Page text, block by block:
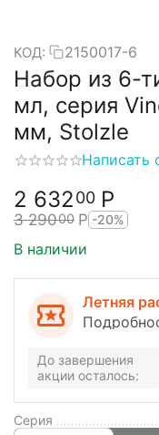
КОД: 2150017-6
Набор из 6-
мл, серия
мм, Stolzle
Написать
2 63200 Р
3 29000 Р -20%
В наличии
Летняя
До завершения
акции осталось:
Серия